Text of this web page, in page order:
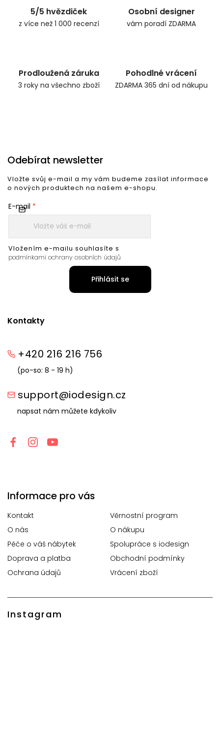
5/5 hvězdiček
z více než 1 000 recenzí
Osobní designer
vám poradí ZDARMA
Prodloužená záruka
3 roky na všechno zboží
Pohodlné vrácení
ZDARMA 365 dní od nákupu
Kontakty
+420 216 216 756
(po-so: 8 - 19 h)
support@iodesign.cz
napsat nám můžete kdykoliv
Informace pro vás
Kontakt
Věrnostní program
O nás
O nákupu
Péče o váš nábytek
Spolupráce s iodesign
Doprava a platba
Obchodní podmínky
Ochrana údajů
Vrácení zboží
Instagram
Odebírat newsletter
Vložte svůj e-mail a my vám budeme zasílat informace
o nových produktech na našem e-shopu.
E-mail
Vložením e-mailu souhlasíte s
podmínkami ochrany osobních údajů
Přihlásit se